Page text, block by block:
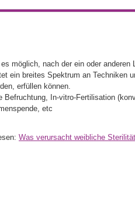
möglich, nach der ein oder
ein breites Spektrum an Techniken
erfüllen können.
Befruchtung, In-vitro-Fertilisation
etc
Was verursacht weibliche